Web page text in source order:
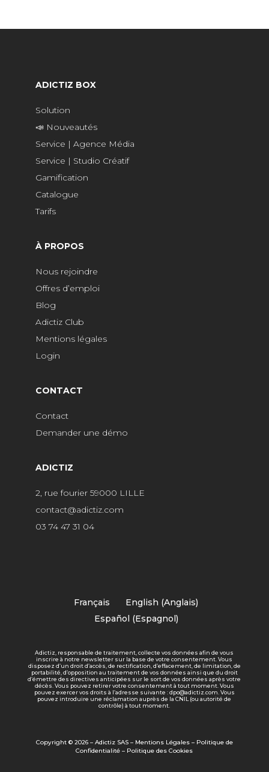
ADICTIZ BOX
Solution
📣 Nouveautés
Service | Agence Média
Service | Studio Créatif
Gamification
Catalogue
Tarifs
À PROPOS
Nous rejoindre
Offres d’emploi
Blog
Adictiz Club
Mentions légales
Login
CONTACT
Contact
Demander une démo
ADICTIZ
2, rue fourier 59000 LILLE
contact@adictiz.com
03 74 47 31 04
Français English (Anglais)
Español (Espagnol )
Adictiz, responsable de traitement, collecte vos données afin de vous
inscrire à notre newsletter sur la base de votre consentement. Vous
disposez d’un droit d’accès, de rectification, d’effacement, de limitation, de
portabilité, d’opposition au traitement de vos données ainsi que du droit
d’émettre des directives anticipées sur le sort de vos données après votre
décès. Vous pouvez retirer votre consentement à tout moment. Vous
pouvez exercer vos droits à l’adresse suivante : dpo@adictiz.com. Vous
pouvez introduire une réclamation auprès de la CNIL (ou autorité de
contrôle) à tout moment.
Copyright © 2026 – Adictiz SAS – Mentions Légales– Politique de
Confidentialité – Politique des Cookies